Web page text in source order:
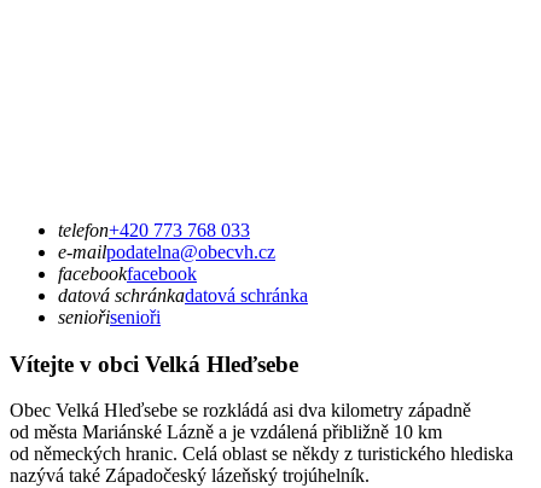
telefon+420 773 768 033
e-mailpodatelna@obecvh.cz
facebookfacebook
datová schránkadatová schránka
seniořisenioři
Vítejte v obci Velká Hleďsebe
Obec Velká Hleďsebe se rozkládá asi dva kilometry západně
od města Mariánské Lázně a je vzdálená přibližně 10 km
od německých hranic. Celá oblast se někdy z turistického hlediska
nazývá také Západočeský lázeňský trojúhelník.